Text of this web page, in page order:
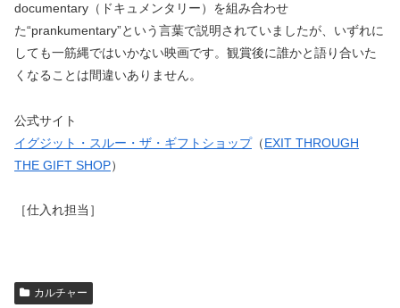
documentary（ドキュメンタリー）を組み合わせ
た“prankumentary”という言葉で説明されていましたが、いずれに
しても一筋縄ではいかない映画です。観賞後に誰かと語り合いた
くなることは間違いありません。
公式サイト
イグジット・スルー・ザ・ギフトショップ（EXIT THROUGH
THE GIFT SHOP）
［仕入れ担当］
カルチャー